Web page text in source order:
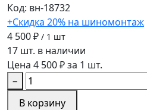
Код: вн-18732
+Скидка 20% на шиномонтаж
4 500 ₽ / 1 шт
17 шт. в наличии
Цена 4 500 ₽ за 1 шт.
−
В корзину